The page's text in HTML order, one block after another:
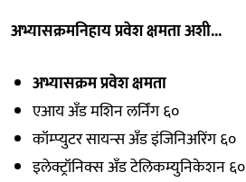
अभ्यासक्रमनिहाय प्रवेश क्षमता अशी...
अभ्यासक्रम प्रवेश क्षमता
एआय अँड मशिन लर्निंग ६०
कॉम्प्युटर सायन्स अँड इंजिनिअरिंग ६०
इलेक्ट्रॉनिक्स अँड टेलिकम्युनिकेशन ६०